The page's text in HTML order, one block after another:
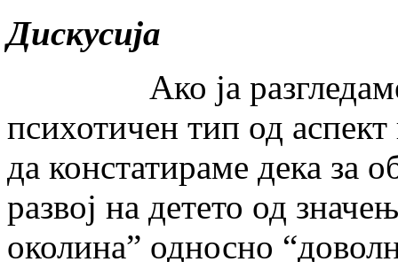
Дискусија
Ако ја разгледаме
психотичен тип од
да констатираме дека за
развој на детето од
околина” односно